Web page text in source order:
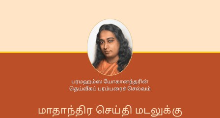
மாதாந்திர செய்தி மடலுக்கு